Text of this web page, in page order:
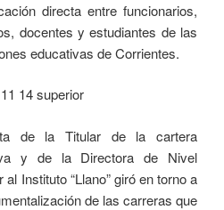
directa entre funcionarios,
docentes y estudiantes de las
educativas de Corrientes.
de la Titular de la cartera
y de la Directora de Nivel
al Instituto “Llano” giró en torno a
de las carreras que